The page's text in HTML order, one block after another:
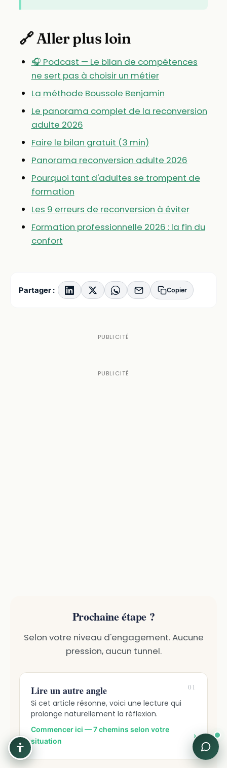
🔗 Aller plus loin
🎧 Podcast — Le bilan de compétences
ne sert pas à choisir un métier
La méthode Boussole Benjamin
Le panorama complet de la reconversion
adulte 2026
Faire le bilan gratuit (3 min)
Panorama reconversion adulte 2026
Pourquoi tant d'adultes se trompent de
formation
Les 9 erreurs de reconversion à éviter
Formation professionnelle 2026 : la fin du
confort
Partager : Copier
Prochaine étape ?
Selon votre niveau d'engagement. Aucune
pression, aucun tunnel.
01
Lire un autre angle
Si cet article résonne, voici une lecture qui
prolonge naturellement la réflexion.
Commencer ici — 7 chemins selon votre
situation
›